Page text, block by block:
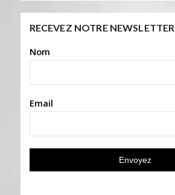
RECEVEZ NOTRE NEWSLETTER
Nom
Email